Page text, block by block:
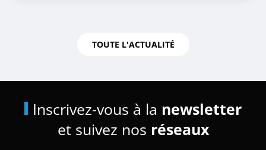
TOUTE L'ACTUALITÉ
Inscrivez-vous à la newsletter
et suivez nos réseaux